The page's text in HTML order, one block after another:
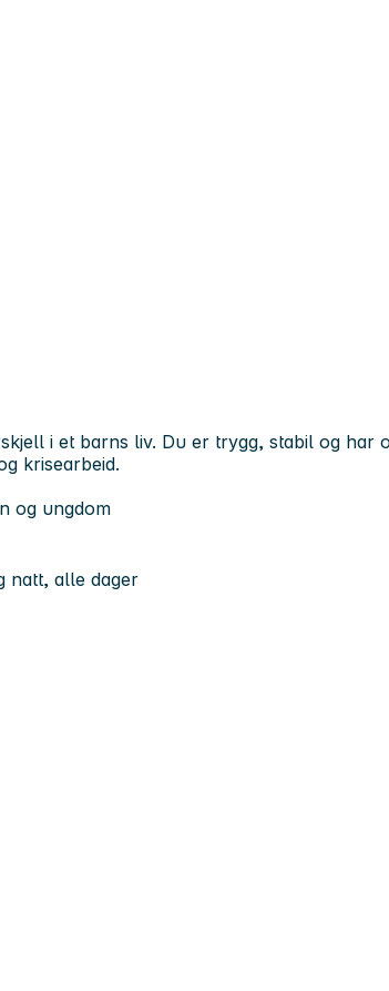
i et barns liv. Du er trygg, stabil og har
krisearbeid.
og ungdom
natt, alle dager